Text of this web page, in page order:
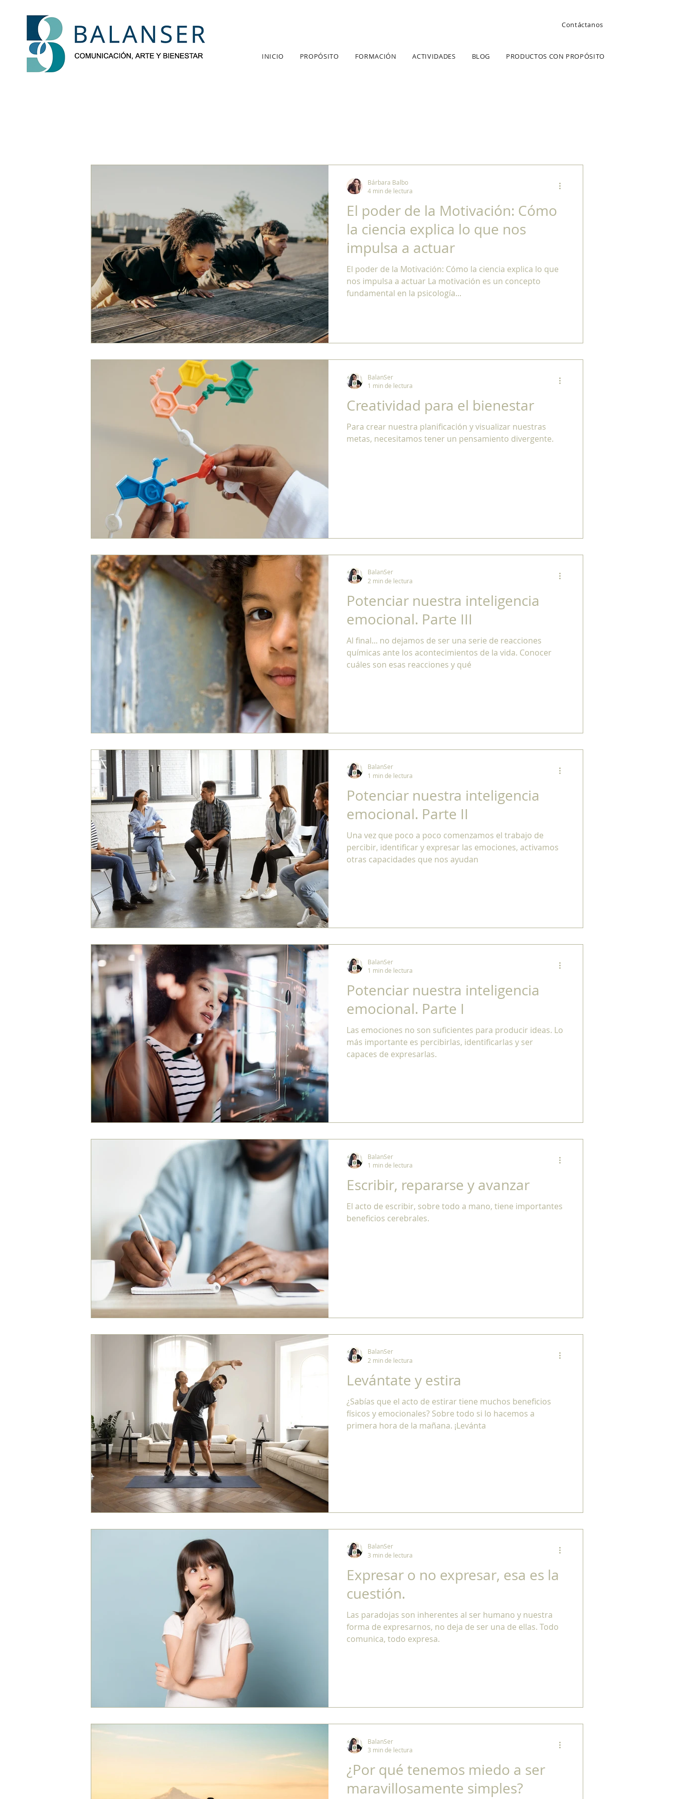
Contáctanos
INICIO PROPÓSITO FORMACIÓN ACTIVIDADES BLOG PRODUCTOS CON PROPÓSITO
El poder de la Motivación: Cómo
la ciencia explica lo que nos
impulsa a actuar
El poder de la Motivación: Cómo la ciencia explica lo que
nos impulsa a actuar La motivación es un concepto
fundamental en la psicología...
Bárbara Balbo
4 min de lectura
Creatividad para el bienestar
Para crear nuestra planificación y visualizar nuestras
metas, necesitamos tener un pensamiento divergente.
BalanSer
1 min de lectura
Potenciar nuestra inteligencia
emocional. Parte III
Al final... no dejamos de ser una serie de reacciones
químicas ante los acontecimientos de la vida. Conocer
cuáles son esas reacciones y qué
BalanSer
2 min de lectura
Potenciar nuestra inteligencia
emocional. Parte II
Una vez que poco a poco comenzamos el trabajo de
percibir, identificar y expresar las emociones, activamos
otras capacidades que nos ayudan
BalanSer
1 min de lectura
Potenciar nuestra inteligencia
emocional. Parte I
Las emociones no son suficientes para producir ideas. Lo
más importante es percibirlas, identificarlas y ser
capaces de expresarlas.
BalanSer
1 min de lectura
Escribir, repararse y avanzar
El acto de escribir, sobre todo a mano, tiene importantes
beneficios cerebrales.
BalanSer
1 min de lectura
Levántate y estira
¿Sabías que el acto de estirar tiene muchos beneficios
físicos y emocionales? Sobre todo si lo hacemos a
primera hora de la mañana. ¡Levánta
BalanSer
2 min de lectura
Expresar o no expresar, esa es la
cuestión.
Las paradojas son inherentes al ser humano y nuestra
forma de expresarnos, no deja de ser una de ellas. Todo
comunica, todo expresa.
BalanSer
3 min de lectura
¿Por qué tenemos miedo a ser
maravillosamente simples?
BalanSer
3 min de lectura